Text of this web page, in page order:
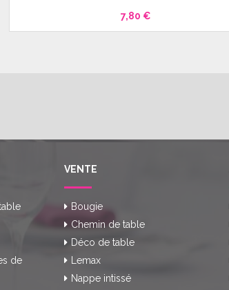
7,80 €
de
VENTE
Bougie
Chemin de table
Déco de table
Lemax
Nappe intissé